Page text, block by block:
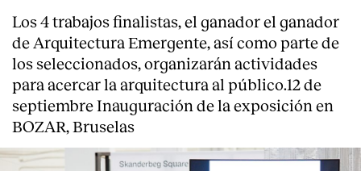
Los 4 trabajos finalistas, el ganador el ganador
de Arquitectura Emergente, así como parte de
los seleccionados, organizarán actividades
para acercar la arquitectura al público.12 de
septiembre Inauguración de la exposición en
BOZAR, Bruselas